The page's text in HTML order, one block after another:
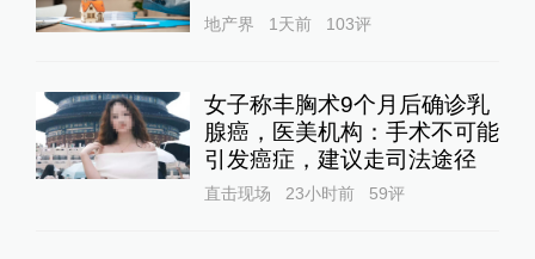
地产界 1天前 103评
女子称丰胸术9个月后确诊乳
腺癌，医美机构：手术不可能
引发癌症，建议走司法途径
直击现场 23小时前 59评